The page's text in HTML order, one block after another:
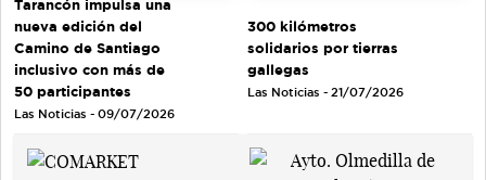
Tarancón impulsa una
nueva edición del
Camino de Santiago
inclusivo con más de
50 participantes
Las Noticias - 09/07/2026
300 kilómetros
solidarios por tierras
gallegas
Las Noticias - 21/07/2026